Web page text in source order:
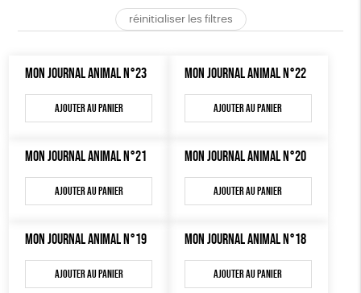
CARTES
BROCHURES
MON JOURNAL ANIMAL
POSTERS ÉDUCATIFS
LIBRAIRIE
Prix : du - cher au + cher
50 € - 100 €
150 € - 200 €
OEKO-Tex, PETA approuved vegan
réinitialiser les filtres
MON JOURNAL ANIMAL N°23
Ajouter au panier
MON JOURNAL ANIMAL N°22
Ajouter au panier
MON JOURNAL ANIMAL N°21
Ajouter au panier
MON JOURNAL ANIMAL N°20
Ajouter au panier
MON JOURNAL ANIMAL N°19
Ajouter au panier
MON JOURNAL ANIMAL N°18
Ajouter au panier